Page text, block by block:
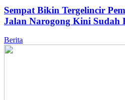
Sempat Bikin Tergelincir
Jalan Narogong Kini Sudah
Berita